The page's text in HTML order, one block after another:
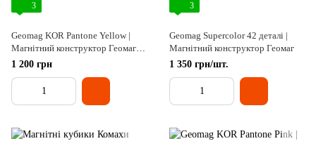
3
Geomag KOR Pantone Yellow |
Магнітний конструктор Геомаг
Кор жовтий
1 200 грн
3
Geomag Supercolor 42 деталі |
Магнітний конструктор Геомаг
1 350 грн/шт.